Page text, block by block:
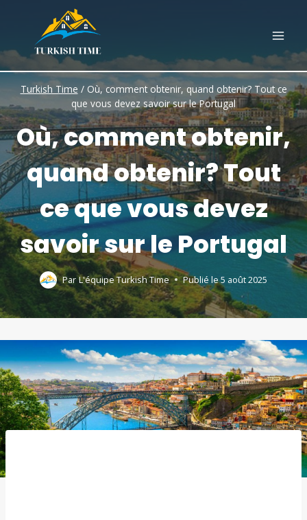
content
Turkish Time / Où, comment obtenir, quand obtenir? Tout ce
que vous devez savoir sur le Portugal
Où, comment obtenir,
quand obtenir? Tout
ce que vous devez
savoir sur le Portugal
ParL'équipe Turkish Time Publié le5 août 2025